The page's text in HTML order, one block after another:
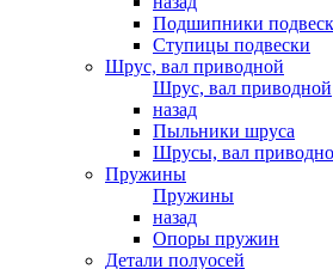
Подшипники
Ступицы подвески
Шрус, вал приводной
Шрус, вал приводной
назад
Пыльники шруса
Шрусы, вал
Пружины
Пружины
назад
Опоры пружин
Детали полуосей